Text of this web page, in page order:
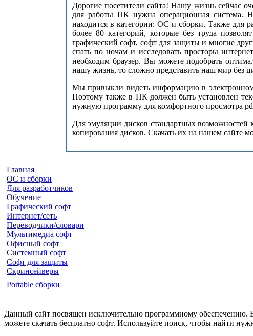
Дорогие посетители сайта! Нашу жизнь сейчас
для работы ПК нужна операционная система.
находится в категории: ОС и сборки. Также для
более 80 категорий, которые без труда
графический софт, софт для защиты и многие
спать по ночам и исследовать просторы
необходим браузер. Вы можете подобрать
нашу жизнь, то сложно представить наш мир без
Мы привыкли видеть информацию в электронном
Поэтому также в ПК должен быть установлен
нужную программу для комфортного просмотра
Для эмуляции дисков стандартных возможностей
копирования дисков. Скачать их на нашем сайте
Главная
ОС и сборки
Для разработчиков
Обучение
Графический софт
Интернет/сеть
Переводчики/словари
Мультимедиа софт
Офисный софт
Системный софт
Софт для защиты
Скринсейверы
Portable сборки
Данный сайт посвящен исключительно программному обеспечению.
можете скачать бесплатно софт. Используйте поиск, чтобы найти